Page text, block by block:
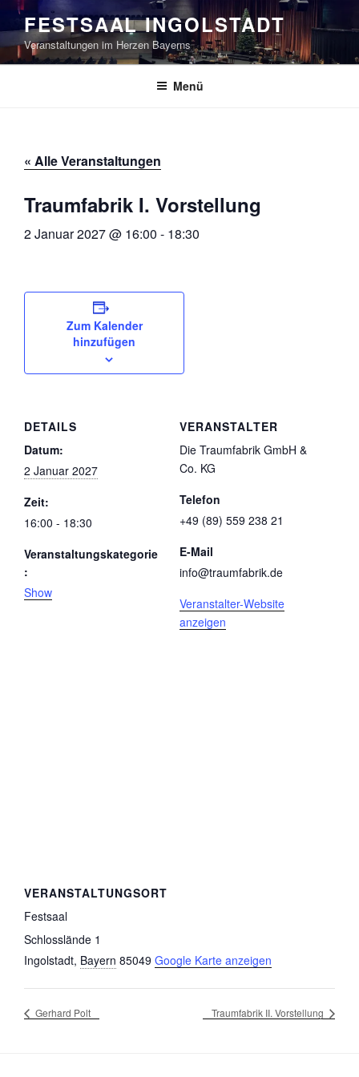
Zum
Inhalt
springen
FESTSAAL INGOLSTADT
Veranstaltungen im Herzen Bayerns
Menü
« Alle Veranstaltungen
Traumfabrik I. Vorstellung
2 Januar 2027 @ 16:00 - 18:30
Zum Kalender
hinzufügen
DETAILS
Datum:
2 Januar 2027
Zeit:
16:00 - 18:30
Veranstaltungskategorie
:
Show
VERANSTALTER
Die Traumfabrik GmbH &
Co. KG
Telefon
+49 (89) 559 238 21
E-Mail
info@traumfabrik.de
Veranstalter-Website
anzeigen
VERANSTALTUNGSORT
Festsaal
Schlosslände 1
Ingolstadt, Bayern 85049 Google Karte anzeigen
Gerhard Polt Traumfabrik II. Vorstellung